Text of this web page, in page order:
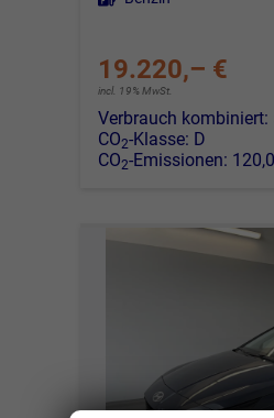
19.220,– €
incl. 19% MwSt.
Verbrauch kombiniert:
CO2-Klasse: D
CO2-Emissionen: